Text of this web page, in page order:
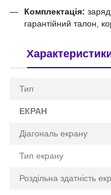
Комплектація:
гарантійний талон,
Тип
ЕКРАН
Діагональ екрану
Тип екрану
Роздільна здатність